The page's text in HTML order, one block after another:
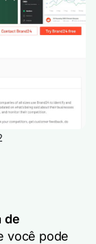
de
você pode